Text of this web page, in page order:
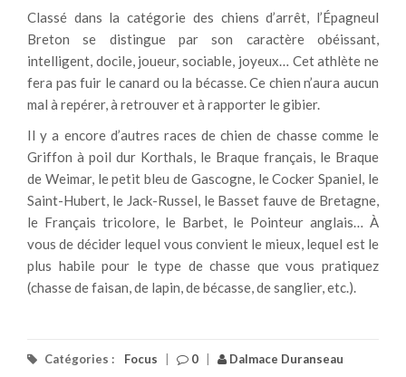
Classé dans la catégorie des chiens d’arrêt, l’Épagneul
Breton se distingue par son caractère obéissant,
intelligent, docile, joueur, sociable, joyeux… Cet athlète ne
fera pas fuir le canard ou la bécasse. Ce chien n’aura aucun
mal à repérer, à retrouver et à rapporter le gibier.
Il y a encore d’autres races de chien de chasse comme le
Griffon à poil dur Korthals, le Braque français, le Braque
de Weimar, le petit bleu de Gascogne, le Cocker Spaniel, le
Saint-Hubert, le Jack-Russel, le Basset fauve de Bretagne,
le Français tricolore, le Barbet, le Pointeur anglais… À
vous de décider lequel vous convient le mieux, lequel est le
plus habile pour le type de chasse que vous pratiquez
(chasse de faisan, de lapin, de bécasse, de sanglier, etc.).
Catégories : Focus 0 Dalmace Duranseau